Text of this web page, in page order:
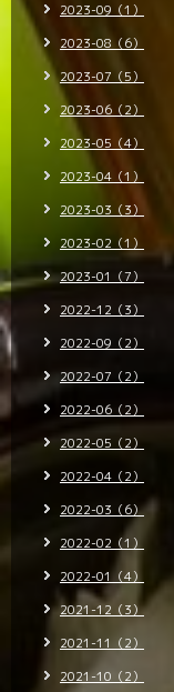
2023-09（1）
2023-08（6）
2023-07（5）
2023-06（2）
2023-05（4）
2023-04（1）
2023-03（3）
2023-02（1）
2023-01（7）
2022-12（3）
2022-09（2）
2022-07（2）
2022-06（2）
2022-05（2）
2022-04（2）
2022-03（6）
2022-02（1）
2022-01（4）
2021-12（3）
2021-11（2）
2021-10（2）